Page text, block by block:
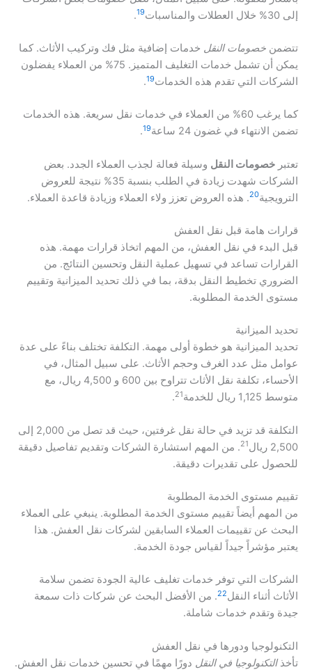
إلى 30% خلال العطلات والمناسبات
19
.
تتضمن خصومات النقل خدمات إضافية مثل فك وتركيب الأثاث. كما
يمكن أن تشمل خدمات التغليف المتميز. 75% من العملاء يفضلون
الشركات التي تقدم هذه الخدمات19
.
كما يرغب 60% من العملاء في خدمات نقل سريعة. هذه الخدمات
تضمن الانتهاء في غضون 24 ساعة
19
.
تعتبر خصومات النقل وسيلة فعالة لجذب العملاء الجدد. بعض
الشركات شهدت زيادة في الطلب بنسبة 35% نتيجة للعروض
الترويجية20. هذه العروض تعزز ولاء العملاء وزيادة قاعدة العملاء.
قرارات هامة قبل نقل العفش
قبل البدء في نقل العفش، من المهم اتخاذ قرارات مهمة. هذه
القرارات تساعد في تسهيل عملية النقل وتحسين النتائج. من
الضروري تخطيط النقل بدقة، بما في ذلك تحديد الميزانية وتقييم
مستوى الخدمة المطلوبة.
تحديد الميزانية
تحديد الميزانية هو خطوة أولى مهمة. التكلفة تختلف بناءً على عدة
عوامل مثل عدد الغرف وحجم الأثاث. على سبيل المثال، في
الأحساء، تكلفة نقل الأثاث تتراوح بين 600 و 4,500 ريال، مع
متوسط 1,125 ريال للخدمة
21
.
التكلفة قد تزيد في حالة نقل غرفتين، حيث قد تصل من 2,000 إلى
2,500 ريال
21. من المهم استشارة الشركات وتقديم تفاصيل دقيقة
للحصول على تقديرات دقيقة.
تقييم مستوى الخدمة المطلوبة
من المهم أيضاً تقييم مستوى الخدمة المطلوبة. ينبغي على العملاء
البحث عن تقييمات العملاء السابقين لشركات نقل العفش. هذا
يعتبر مؤشراً جيداً لقياس جودة الخدمة.
الشركات التي توفر خدمات تغليف عالية الجودة تضمن سلامة
الأثاث أثناء النقل22. من الأفضل البحث عن شركات ذات سمعة
جيدة وتقدم خدمات شاملة.
التكنولوجيا ودورها في نقل العفش
تأخذالتكنولوجيا في النقل دورًا مهمًا في تحسين خدمات نقل العفش.